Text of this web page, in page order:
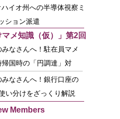
イオ州への半導体視察ミ
ション派遣
マメ知識（仮）」第2回
なさんへ！駐在員マメ
帰国時の「円調達」対
策！」
みなさんへ！銀行口座の
い分けをざっくり解説
Members